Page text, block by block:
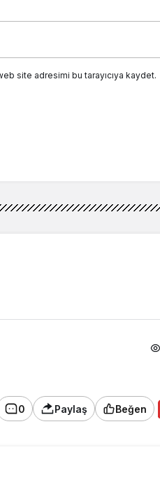
site adresimi bu tarayıcıya kaydet.
0 Paylaş Beğen